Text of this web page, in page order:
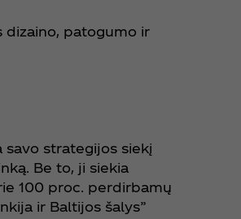
dizaino, patogumo ir
savo strategijos siekį
Be to, ji siekia
100 proc. perdirbamų
ir Baltijos šalys”